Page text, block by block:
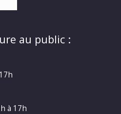
au public :
à 17h